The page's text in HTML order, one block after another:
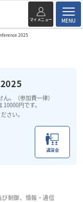
マイメニュー MENU
2025
。（参加費一律）
円です。
さい。
講演会
び制御、情報・通信